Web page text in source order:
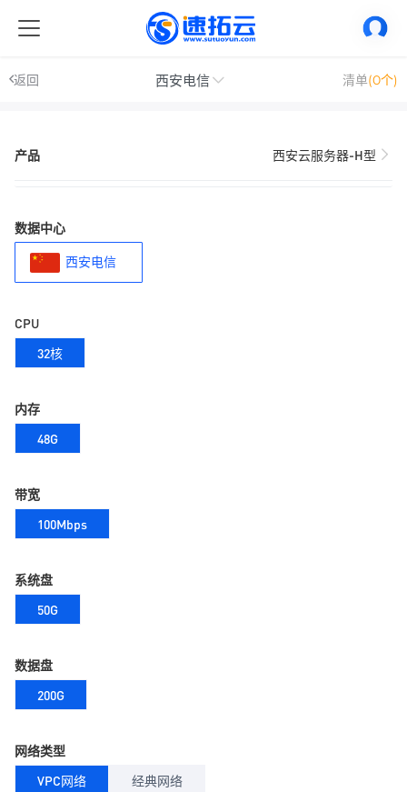
返回 西安电信 清单(0个)
产品 西安云服务器-H型
数据中心
西安电信
CPU
32核
内存
48G
带宽
100Mbps
系统盘
50G
数据盘
200G
网络类型
VPC网络
经典网络